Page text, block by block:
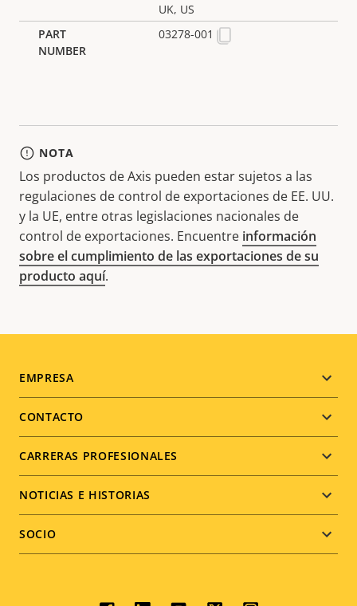
UK, US
03278-001
NOTA
Los productos de Axis pueden estar sujetos a las
regulaciones de control de exportaciones de EE. UU.
y la UE, entre otras legislaciones nacionales de
control de exportaciones. Encuentre información
sobre el cumplimiento de las exportaciones de su
producto aquí.
Footer
menu
EMPRESA
CONTACTO
CARRERAS PROFESIONALES
NOTICIAS E HISTORIAS
SOCIO